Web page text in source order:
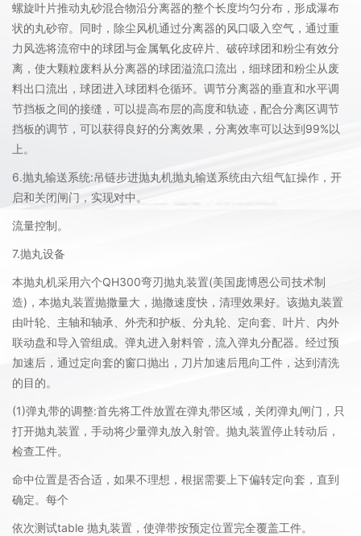
螺旋叶片推动丸砂混合物沿分离器的整个长度均匀分布，形成瀑布
状的丸砂帘。同时，除尘风机通过分离器的风口吸入空气，通过重
力风选将流帘中的球团与金属氧化皮碎片、破碎球团和粉尘有效分
离，使大颗粒废料从分离器的球团溢流口流出，细球团和粉尘从废
料出口流出，球团进入球团料仓循环。调节分离器的垂直和水平调
节挡板之间的接缝，可以提高布层的高度和轨迹，配合分离区调节
挡板的调节，可以获得良好的分离效果，分离效率可以达到99%以
上。
6.抛丸输送系统:吊链步进抛丸机抛丸输送系统由六组气缸操作，开
启和关闭闸门，实现对中。
流量控制。
7.抛丸设备
本抛丸机采用六个QH300弯刃抛丸装置(美国庞博恩公司技术制
造)，本抛丸装置抛撒量大，抛撒速度快，清理效果好。该抛丸装置
由叶轮、主轴和轴承、外壳和护板、分丸轮、定向套、叶片、内外
联动盘和导入管组成。弹丸进入射料管，流入弹丸分配器。经过预
加速后，通过定向套的窗口抛出，刀片加速后甩向工件，达到清洗
的目的。
(1)弹丸带的调整:首先将工件放置在弹丸带区域，关闭弹丸闸门，只
打开抛丸装置，手动将少量弹丸放入射管。抛丸装置停止转动后，
检查工件。
命中位置是否合适，如果不理想，根据需要上下偏转定向套，直到
确定。每个
依次测试table 抛丸装置，使弹带按预定位置完全覆盖工件。